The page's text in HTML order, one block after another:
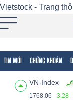
Vietstock - Trang
TIN MỚI CHỨNG KHOÁN
VN-Index
1768.06 3.28
Tất cả Tính
Tính